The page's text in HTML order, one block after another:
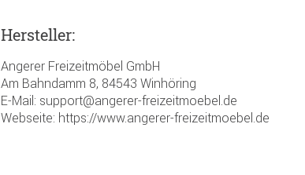
Hersteller:
Angerer Freizeitmöbel GmbH
Am Bahndamm 8, 84543 Winhöring
E-Mail: support@angerer-freizeitmoebel.de
Webseite: https://www.angerer-freizeitmoebel.de